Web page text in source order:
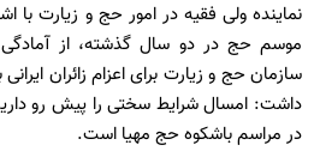
نماینده ولی فقیه در امور حج و زیارت با
موسم حج در دو سال گذشته، از
سازمان حج و زیارت برای اعزام زائران
داشت: امسال شرایط سختی را پیش رو
در مراسم باشکوه حج مهیا است.